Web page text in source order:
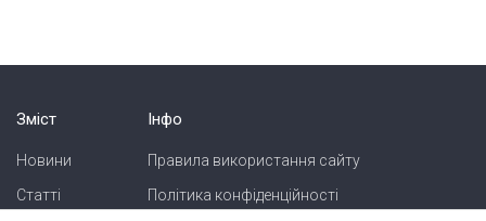
Зміст
Новини
Статті
Інфо
Правила використання сайту
Політика конфіденційності